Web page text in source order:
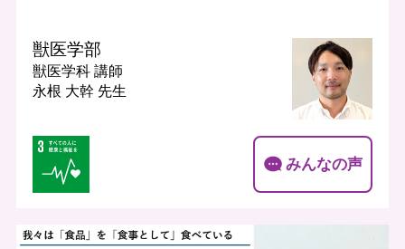
獣医学部
獣医学科 講師
永根 大幹 先生
みんなの声